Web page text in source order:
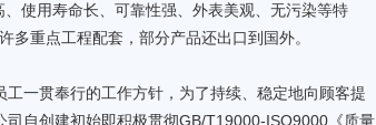
使用寿命长、可靠性强、外表美观、无污染等特
多重点工程配套，部分产品还出口到国外。
一贯奉行的工作方针，为了持续、稳定地向顾客提
司自创建初始即积极贯彻GB/T19000-ISO9000《质量